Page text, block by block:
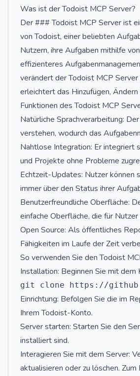
Was ist der Todoist MCP Server?
Der ### Todoist MCP Server ist
von Todoist, einer beliebten
Nutzern, ihre Aufgaben mithilfe
effizienteres
verändert der Todoist MCP
erleichtert das Hinzufügen,
Funktionen des Todoist MCP
Natürliche Sprachverarbeitung:
verstehen, wodurch das
Nahtlose Integration: Er integriert
und Projekte ohne Probleme
Echtzeit-Updates: Nutzer können
immer über den Status ihrer
Benutzerfreundliche Oberfläche:
einfache Oberfläche, die für
Open Source: Als öffentliches
Fähigkeiten im Laufe der Zeit
So verwenden Sie den Todoist
Installation: Beginnen Sie mit
Einrichtung: Befolgen Sie die im
Ihrem Todoist-Konto.
Server starten: Starten Sie den
installiert sind.
Interagieren Sie mit dem Server:
aktualisieren oder zu löschen.